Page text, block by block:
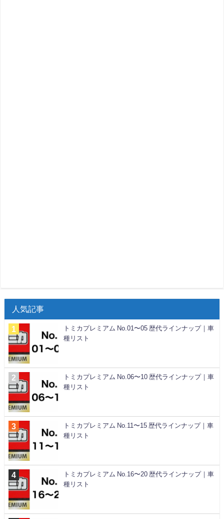
人気記事
トミカプレミアム No.01〜05 歴代ラインナップ｜車
種リスト
トミカプレミアム No.06〜10 歴代ラインナップ｜車
種リスト
トミカプレミアム No.11〜15 歴代ラインナップ｜車
種リスト
トミカプレミアム No.16〜20 歴代ラインナップ｜車
種リスト